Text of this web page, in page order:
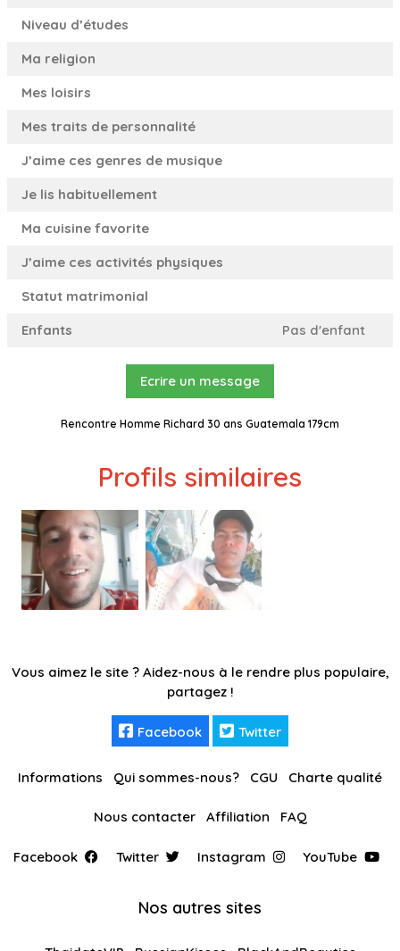
Niveau d’études
Ma religion
Mes loisirs
Mes traits de personnalité
J’aime ces genres de musique
Je lis habituellement
Ma cuisine favorite
J’aime ces activités physiques
Statut matrimonial
Enfants
Pas d'enfant
Ecrire un message
Rencontre Homme Richard 30 ans Guatemala 179cm
Profils similaires
Vous aimez le site ? Aidez-nous à le rendre plus populaire,
partagez !
Facebook Twitter
Informations Qui sommes-nous? CGU Charte qualité
Nous contacter Affiliation FAQ
Facebook Twitter Instagram YouTube
Nos autres sites